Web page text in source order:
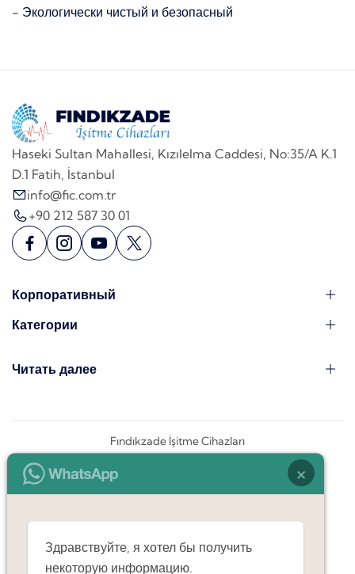
- Экологически чистый и безопасный
Haseki Sultan Mahallesi, Kızılelma Caddesi, No:35/A K.1
D.1 Fatih, İstanbul
info@fic.com.tr
+90 212 587 30 01
Корпоративный
Категории
Читать далее
Fındıkzade İşitme Cihazları
×
Здравствуйте, я хотел бы получить
некоторую информацию.